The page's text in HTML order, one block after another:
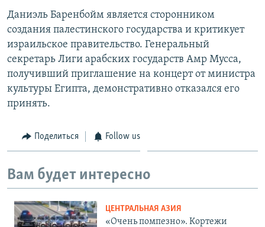
Даниэль Баренбойм является сторонником
создания палестинского государства и критикует
израильское правительство. Генеральный
секретарь Лиги арабских государств Амр Мусса,
получивший приглашение на концерт от министра
культуры Египта, демонстративно отказался его
принять.
Поделиться Follow us
Вам будет интересно
ЦЕНТРАЛЬНАЯ АЗИЯ
«Очень помпезно». Кортежи